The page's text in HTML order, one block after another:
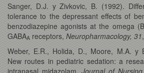
Sanger, D.J. y Zivkovic, B. (1992).
tolerance to the depressant effects of
benzodiazepine agonists at the omega
GABAA receptors, Neuropharmacology, 31
Weber, E.R., Holida, D., Moore, M.A. y
New routes in pediatric sedation: a
intranasal midazolam,Journal of